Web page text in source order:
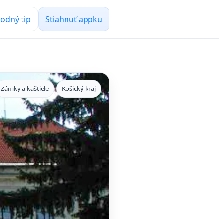
tip Stiahnuť appku
Zámky a kaštiele Košický kraj